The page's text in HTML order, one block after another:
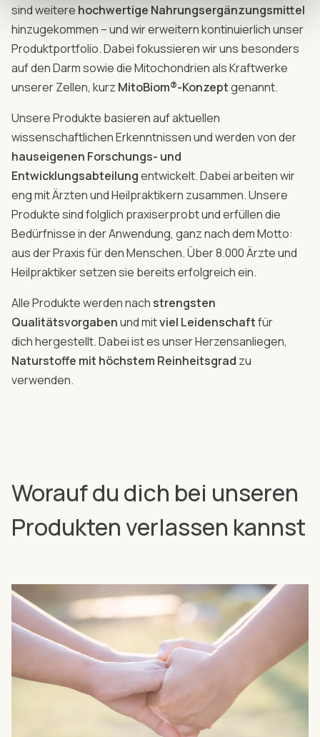
sind weitere hochwertige Nahrungsergänzungsmittel
hinzugekommen – und wir erweitern kontinuierlich unser
Produktportfolio. Dabei fokussieren wir uns besonders
auf den Darm sowie die Mitochondrien als Kraftwerke
unserer Zellen, kurz MitoBiom®-Konzeptgenannt.
Unsere Produkte basieren auf aktuellen
wissenschaftlichen Erkenntnissen und werden von der
hauseigenen Forschungs- und
Entwicklungsabteilungentwickelt. Dabei arbeiten wir
eng mit Ärzten und Heilpraktikern zusammen. Unsere
Produkte sind folglich praxiserprobt und erfüllen die
Bedürfnisse in der Anwendung, ganz nach dem Motto:
aus der Praxis für den Menschen. Über 8.000 Ärzte und
Heilpraktiker setzen sie bereits erfolgreich ein.
Alle Produkte werden nach strengsten
Qualitätsvorgabenund mitviel Leidenschaftfür
dich hergestellt. Dabei ist es unser Herzensanliegen,
Naturstoffe mit höchstem Reinheitsgrad zu
verwenden.
Worauf du dich bei unseren
Produkten verlassen kannst